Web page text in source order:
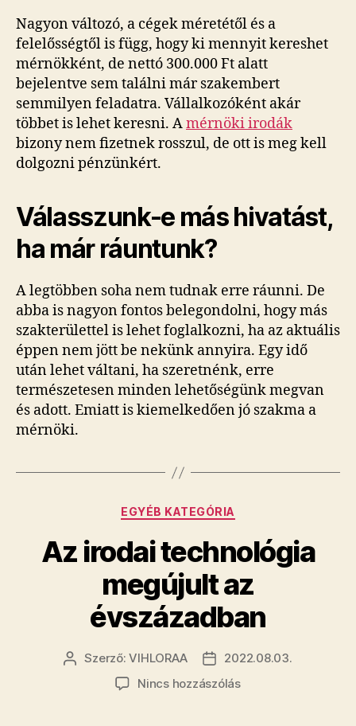
Nagyon változó, a cégek méretétől és a
felelősségtől is függ, hogy ki mennyit kereshet
mérnökként, de nettó 300.000 Ft alatt
bejelentve sem találni már szakembert
semmilyen feladatra. Vállalkozóként akár
többet is lehet keresni. Amérnöki irodák
bizony nem fizetnek rosszul, de ott is meg kell
dolgozni pénzünkért.
Válasszunk-e más hivatást,
ha már ráuntunk?
A legtöbben soha nem tudnak erre ráunni. De
abba is nagyon fontos belegondolni, hogy más
szakterülettel is lehet foglalkozni, ha az aktuális
éppen nem jött be nekünk annyira. Egy idő
után lehet váltani, ha szeretnénk, erre
természetesen minden lehetőségünk megvan
és adott. Emiatt is kiemelkedően jó szakma a
mérnöki.
Kategóriák
EGYÉB KATEGÓRIA
Az irodai technológia
megújult az
évszázadban
Bejegyzés
szerzője
Szerző:VIHLORAA
Bejegyzés
dátuma
2022.08.03.
Nincs hozzászólása(z)